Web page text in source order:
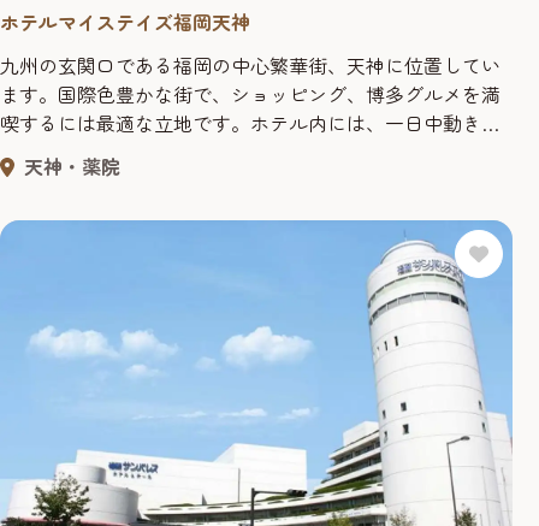
ホテルマイステイズ福岡天神
九州の玄関口である福岡の中心繁華街、天神に位置してい
ます。国際色豊かな街で、ショッピング、博多グルメを満
喫するには最適な立地です。ホテル内には、一日中動き
回って疲れた体を癒やすためのリラクゼーション・スパ
や、地酒も楽しめるレストランもあり、ホテルライフもお
で、長期滞在にも便利にご利用いただけます。
天神・薬院